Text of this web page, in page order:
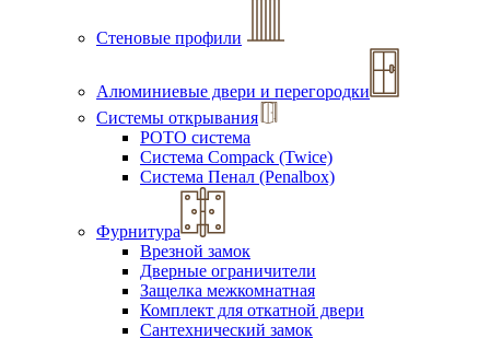
Стеновые профили
Алюминиевые двери и перегородки
Системы открывания
РОТО система
Система Compack (Twice)
Система Пенал (Penalbox)
Фурнитура
Врезной замок
Дверные ограничители
Защелка межкомнатная
Комплект для откатной двери
Сантехнический замок